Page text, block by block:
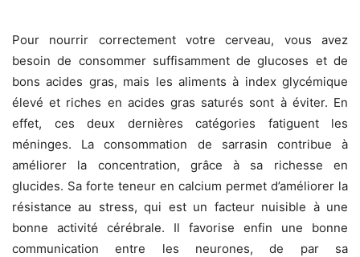
Pour nourrir correctement votre cerveau, vous avez
besoin de consommer suffisamment de glucoses et de
bons acides gras, mais les aliments à index glycémique
élevé et riches en acides gras saturés sont à éviter. En
effet, ces deux dernières catégories fatiguent les
méninges. La consommation de sarrasin contribue à
améliorer la concentration, grâce à sa richesse en
glucides. Sa forte teneur en calcium permet d’améliorer la
résistance au stress, qui est un facteur nuisible à une
bonne activité cérébrale. Il favorise enfin une bonne
communication entre les neurones, de par sa